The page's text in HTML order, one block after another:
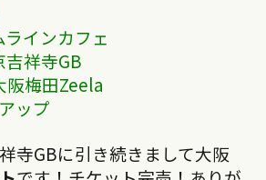
インカフェ
吉祥寺GB
阪梅田Zeela
ップ
寺GBに引き続きまして大阪